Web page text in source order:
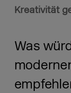
Kreativität
Was